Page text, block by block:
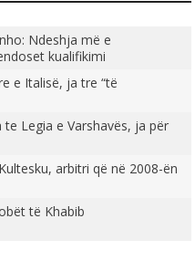
Ndeshja më e
kualifikimi
e Italisë, ja tre “të
Legia e Varshavës, ja për
arbitri që në 2008-ën
të Khabib